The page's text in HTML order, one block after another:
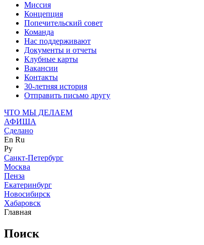
Миссия
Концепция
Попечительский совет
Команда
Нас поддерживают
Документы и отчеты
Клубные карты
Вакансии
Контакты
30-летняя история
Отправить письмо другу
ЧТО МЫ ДЕЛАЕМ
АФИША
Сделано
En Ru
Ру
Санкт-Петербург
Москва
Пенза
Екатеринбург
Новосибирск
Хабаровск
Главная
Поиск